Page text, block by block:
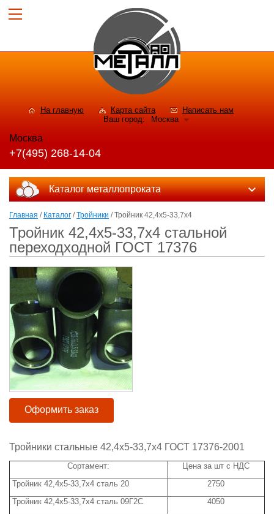
На главную Карта сайта
Написать нам
Ваш город:
Москва
Москва
+7(495) 268-14-04
Каталог металлопроката
Главная / Каталог /Тройники / Тройник 42,4x5-33,7x4
Тройник 42,4x5-33,7x4 стальной
переходходной ГОСТ 17376
Оформить заказ
Тройники стальные 42,4x5-33,7x4 ГОСТ 17376-2001
Сортамент:
Цена за шт с НДС
Тройник 42,4x5-33,7х4 сталь 20
2750
Тройник 42,4х5-33,7х4 сталь 09Г2С
4050